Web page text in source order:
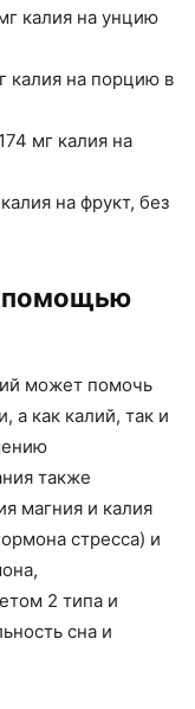
калия на унцию
калия на порцию в
мг калия на
на фрукт, без
помощью
может помочь
а как калий, так и
также
магния и калия
стресса) и
2 типа и
сна и